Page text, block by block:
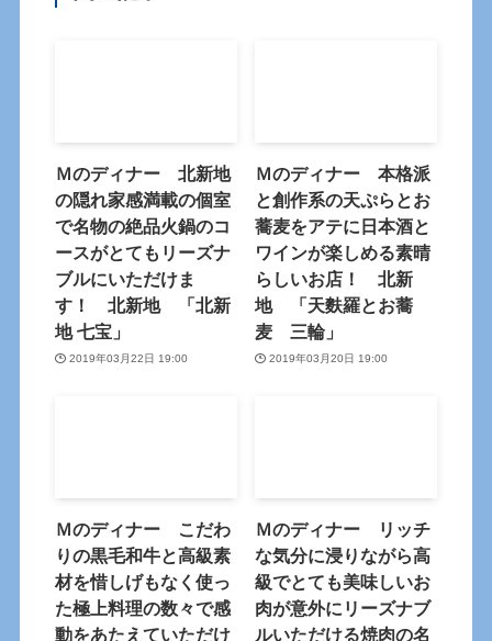
Ｍのディナー 北新地
の隠れ家感満載の個室
で名物の絶品火鍋のコ
ースがとてもリーズナ
ブルにいただけま
す！ 北新地 「北新
地 七宝」
2019年03月22日 19:00
Ｍのディナー 本格派
と創作系の天ぷらとお
蕎麦をアテに日本酒と
ワインが楽しめる素晴
らしいお店！ 北新
地 「天麩羅とお蕎
麦 三輪」
2019年03月20日 19:00
Ｍのディナー こだわ
りの黒毛和牛と高級素
材を惜しげもなく使っ
た極上料理の数々で感
動をあたえていただけ
Ｍのディナー リッチ
な気分に浸りながら高
級でとても美味しいお
肉が意外にリーズナブ
ルいただける焼肉の名